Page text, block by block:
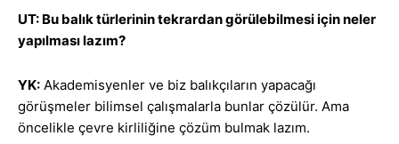
UT: Bu balık türlerinin tekrardan görülebilmesi için neler
yapılması lazım?
YK: Akademisyenler ve biz balıkçıların yapacağı
görüşmeler bilimsel çalışmalarla bunlar çözülür. Ama
öncelikle çevre kirliliğine çözüm bulmak lazım.